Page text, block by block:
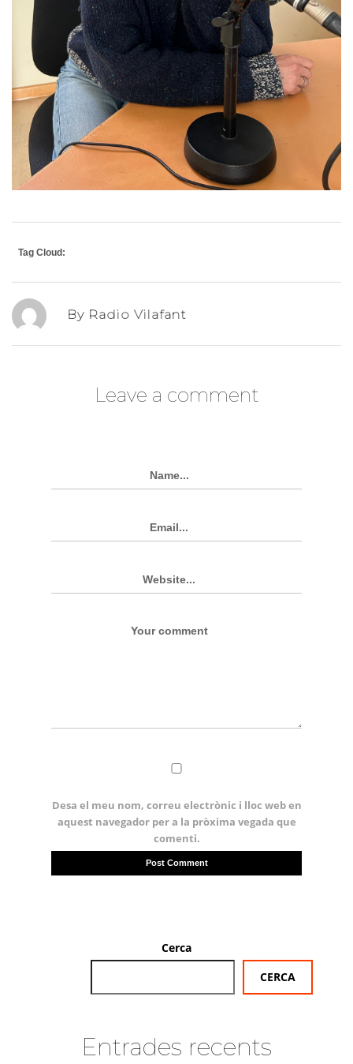
Tag Cloud:
By Radio Vilafant
Leave a comment
Desa el meu nom, correu electrònic i lloc web en
aquest navegador per a la pròxima vegada que
comenti.
Cerca
CERCA
Entrades recents